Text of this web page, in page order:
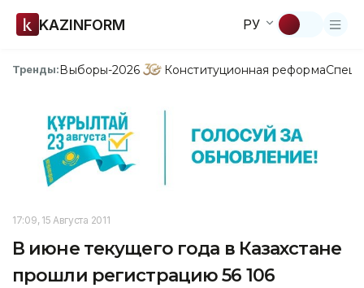
KAZINFORM РУ
Тренды:Выборы-2026 Конституционная реформа
17:09, 15 Августа 2011
В июне текущего года в Казахстане
прошли регистрацию 56 106